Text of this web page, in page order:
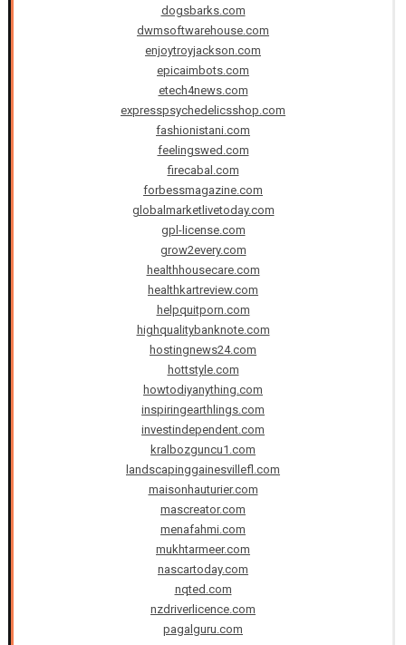
dogsbarks.com
dwmsoftwarehouse.com
enjoytroyjackson.com
epicaimbots.com
etech4news.com
expresspsychedelicsshop.com
fashionistani.com
feelingswed.com
firecabal.com
forbessmagazine.com
globalmarketlivetoday.com
gpl-license.com
grow2every.com
healthhousecare.com
healthkartreview.com
helpquitporn.com
highqualitybanknote.com
hostingnews24.com
hottstyle.com
howtodiyanything.com
inspiringearthlings.com
investindependent.com
kralbozguncu1.com
landscapinggainesvillefl.com
maisonhauturier.com
mascreator.com
menafahmi.com
mukhtarmeer.com
nascartoday.com
nqted.com
nzdriverlicence.com
pagalguru.com